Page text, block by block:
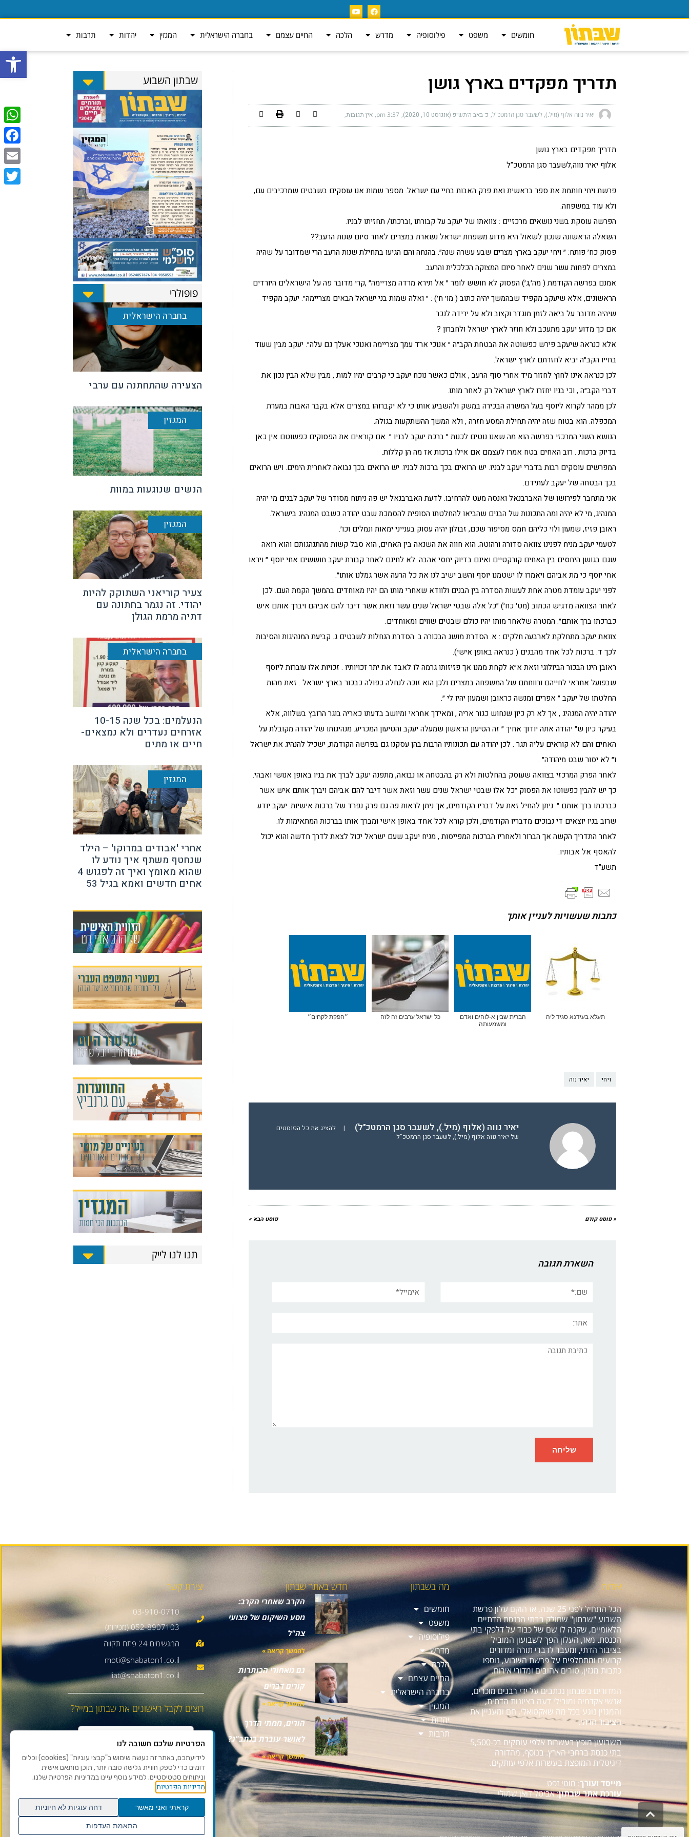
פתח
חומשים משפט פילוסופיה מדרש הלכה החיים עצמם בחברה הישראלית המגזין יהדות תרבות
תדריך מפקדים בארץ גושן
יאיר נווה אלוף (מיל.), לשעבר סגן הרמטכ"ל כ׳ באב ה׳תש״פ (אוגוסט 10, 2020) 3:37 pm אין תגובות
תדריך מפקדים בארץ גושן
אלוף יאיר נווה,לשעבר סגן הרמטכ"ל
פרשת ויחי חותמת את ספר בראשית ואת פרק האבות בחיי עם ישראל. מספר שמות אנו עוסקים בשבטים שמרכיבים עם,
ולא עוד במשפחה.
הפרשה עוסקת בשני נושאים מרכזיים : צוואתו של יעקב על קבורתו ,וברכתו/ תחזיתו לבניו.
השאלה הראשונה שנכון לשאול היא מדוע משפחת ישראל נשארת במצרים לאחר סיום שנות הרעב??
פסוק כח׳ פותח: ״ ויחי יעקב בארץ מצרים שבע עשרה שנה״. בהנחה והם הגיעו בתחילת שנות הרעב הרי שמדובר על שהיה
במצרים לפחות עשר שנים לאחר סיום המצוקה הכלכלית והרעב.
אמנם בפרשה הקודמת ( מה׳,ג׳) הפסוק לא חושש לומר ״ אל תירא מרדה מצריימה״ ,קרי מדובר פה על הישראלים היורדים
הראשונים, אלא שיעקב מקפיד שבהמשך יהיה כתוב ( מו׳ ח׳) : ״ ואלה שמות בני ישראל הבאים מצריימה״. יעקב מקפיד
שיהיה מדובר על ביאה לזמן מוגדר וקצוב ולא על ירידה לנכר.
אם כך מדוע יעקב מתעכב ולא חוזר לארץ ישראל ולחברון ?
אלא כנראה שיעקב פירש כפשוטה את הבטחת הקב״ה ״ אנוכי ארד עמך מצריימה ואנוכי אעלך גם עלה״. יעקב מבין שעוד
בחייו הקב״ה יביא לחזרתם לארץ ישראל.
לכן כנראה אינו לחוץ לחזור מיד אחרי סוף הרעב , אולם כאשר נוכח יעקב כי קרבים ימיו למות , מבין שלא הבין נכון את
דברי הקב״ה , וכי בניו יחזרו לארץ ישראל רק לאחר מותו.
לכן ממהר לקרוא ליוסף בעל המשרה הבכירה במשק ולהשביע אותו כי לא יקברוהו במצרים אלא בקבר האבות במערת
המכפלה. הוא בטוח שזה יהיה תחילת המסע חזרה , ולא המשך ההשתקעות בגולה.
הנושא השני המרכזי בפרשה הוא מה שאנו נוטים לכנות ״ ברכת יעקב לבניו ״. אם קוראים את הפסוקים כפשוטם אין כאן
בדיוק ברכות . רוב האחים בטח אמרו לעצמם אם אילו ברכות אז מה הן קללות.
המפרשים עוסקים רבות בדברי יעקב לבניו. יש הרואים בכך ברכות לבניו. יש הרואים בכך נבואה לאחרית הימים. ויש הרואים
בכך הבטחה של יעקב לעתידם.
אני מתחבר לפירושו של האברבנאל ואנסה מעט להרחיבו. לדעת האברבנאל יש פה ניתוח מסודר של יעקב לבנים מי יהיה
המנהיג, מי לא יהיה ומה התכונות של הבנים שהביאו להחלטתו הסופית להסמכת שבט יהודה כשבט המנהיג בישראל.
ראובן פזיז, שמעון ולוי כליהם חמס מסיפור שכם, זבולון יהיה עסוק בענייני ימאות ונמלים וכו׳.
לטעמי יעקב מניח לפנינו צוואה סדורה ורהוטה. הוא חווה את השנאה בין האחים, הוא סבל קשות מהתנהגותם והוא רואה
שגם בגושן היחסים בין האחים קורקטיים ואינם בדיוק יחסי אהבה. לא לחינם לאחר קבורת יעקב חוששים אחי יוסף ״ ויראו
אחי יוסף כי מת אביהם ויאמרו לו ישטמנו יוסף והשב ישיב לנו את כל הרעה אשר גמלנו אותו״.
לפני יעקב עומדת מטרה אחת לעשות הסדרה בין הבנים ולוודא שאחרי מותו הם יהיו מאוחדים בהמשך הקמת העם. לכן
לאחר הצוואה מדגיש הכתוב (מט׳ כח׳) ״כל אלה שבטי ישראל שנים עשר וזאת אשר דיבר להם אביהם ויברך אותם איש
כברכתו ברך אותם״. המטרה שלאחר מותו יהיו כולם שבטים שווים ומאוחדים.
צוואת יעקב מתחלקת לארבעה חלקים : א. הסדרת מושג הבכורה ב. הסדרת הנחלות לשבטים ג. קביעת המנהיגות והסיבות
לכך ד. ברכות לכל אחד מהבנים ( כנראה באופן אישי).
ראובן הינו הבכור הביולוגי וזאת א״א לקחת ממנו אך פזיזותו גרמה לו לאבד את יתר זכויותיו . זכויות אלו עוברות ליוסף
שבפועל אחראי לחייהם ורווחתם של המשפחה במצרים ולכן הוא זוכה לנחלה כפולה כבכור בארץ ישראל . זאת מהות
החלטתו של יעקב ״ אפרים ומנשה כראובן ושמעון יהיו לי ״.
יהודה יהיה המנהיג , אך לא רק כיון שנחוש כגור אריה , ומאידך אחראי ומיושב בדעתו כאריה בוגר הרובץ בשלווה, אלא
בעיקר כיון ש״ יהודה אתה יודוך אחיך ״ זה הטיעון הראשון שמעלה יעקב והטיעון המכריע. מנהיגותו של יהודה מקובלת על
האחים והם לא קוראים עליה תגר . לכן יהודה עם תכונותיו הרבות בהן עסקנו גם בפרשה הקודמת, ישכיל להנהיג את ישראל
ו״ לא יסור שבט מיהודה״ .
לאחר הפרק המרכזי בצוואה שעוסק בהחלטות ולא רק בהבטחה או נבואה, מתפנה יעקב לברך את בניו באופן אנושי ואבהי.
כך יש להבין כפשוטו את הפסוק ״כל אלו שבטי ישראל שנים עשר וזאת אשר דיבר להם אביהם ויברך אותם איש אשר
כברכתו ברך אותם ״. ניתן להחיל זאת על דבריו הקודמים, אך ניתן לראות פה גם פרק נפרד של ברכות אישיות. יעקב יודע
שרוב בניו יוצאים די נבוכים מדבריו הקודמים, ולכן קורא לכל אחד באופן אישי ומברך אותו בברכות המתאימות לו.
לאחר התדריך הקשה אך הברור ולאחריו הברכות המפייסות , מניח יעקב שעם ישראל יכול לצאת לדרך חדשה והוא יכול
להאסף אל אבותיו.
תשע"ד
כתבות שעשויות לעניין אותך
תעלא בעידנא סגיד ליה
הברית שבין א-לוהים ואדם
ומשמעותה
כל ישראל ערבים זה לזה ״הפקת לקחים״
ויחי יאיר נוה
יאיר נווה (אלוף (מיל.), לשעבר סגן הרמטכ"ל) |
להציג את כל הפוסטים
של יאיר נווה אלוף (מיל.), לשעבר סגן הרמטכ"ל
« פוסט קודם פוסט הבא »
השארת תגובה
תגובה
שבתון השבוע
פופולרי
בחברה הישראלית
הצעירה שהתחתנה עם ערבי
המגזין
הנשים שנוגעות במוות
המגזין
צעיר קוריאני השתוקק להיות
יהודי. זה נגמר בחתונה עם
דתיה מרמת הגולן
בחברה הישראלית
הנעלמים: בכל שנה 10-15
אזרחים נעדרים ולא נמצאים-
חיים או מתים
המגזין
אחרי 'אבודים במרוקו' – הילד
שנחטף משתף איך נודע לו
שהוא מאומץ ואיך זה לפגוש 4
אחים חדשים ואמא בגיל 53
תנו לנו לייק
אודות
הכל התחיל לפני 25 שנה, אז הוקם עלון פרשת
השבוע "שבתון" שחולק בבתי הכנסת הדתיים
הלאומיים, שקנה לו שם של כבוד על דלפקי בתי
הכנסת. מאז, העלון הפך לשבועון המוביל
בציבור הדתי, ומעבר לדברי תורה ומדורים
קבועים ומתחלפים על פרשת השבוע, נוספו
כתבות מגזין, טורים אהובים ומדורי אירוח.
המדורים בשבתון נכתבים על ידי רבנים מוכרים,
אנשי אקדמיה ומובילי דעה בציונות הדתית,
והמגזין נוגע בכל מה שאקטואלי, חם ומעניין את
הציבור הדתי.
השבועון מופץ בעשרות אלפי עותקים בכ-5,500
בתי כנסת ברחבי הארץ. בנוסף, מהדורה
דיגיטלית המופצת בעשרות אלפי עותקים.
מייסד ועורך: מוטי זפט
עורכת אתר שבתון: אביטל דואן שמולי
מה בשבתון
חומשים
משפט
פילוסופיה
מדרש
הלכה
החיים עצמם
בחברה הישראלית
המגזין
יהדות
תרבות
חדש באתר שבתון
הקרב שאחרי הקרב:
מסע השיקום של פצועי
צה"ל
להמשך קריאה »
גם מאחורי הכותרות
קורים דברים
להמשך קריאה »
הורים, ממתי הדרך
לאושר עוברת בנתב"ג?
להמשך קריאה »
יצירת קשר
03-910-0710
052-8907103 (מכירות)
moti@shabaton1.co.il
liat@shabaton1.co.il
רוצים לקבל ראשונים את שבתון במייל?
Email
גלילה
לראש
הפרטיות שלכם חשובה לנו
לידיעתכם, באתר זה נעשה שימוש ב"קבצי עוגיות" (cookies) וכלים
דומים כדי לספק חוויית גלישה טובה יותר, תוכן מותאם אישית
וניתוחים סטטיסטיים. למידע נוסף עיינו במדיניות הפרטיות שלנו.
מדיניות הפרטיות
קראתי ואני מאשר
דחה עוגיות לא חיוניות
התאמת העדפות